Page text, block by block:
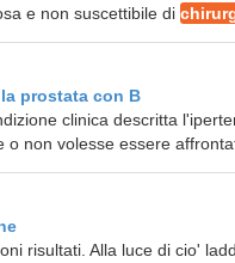
e non suscettibile di
prostata con B
clinica descritta
non volesse essere
risultati. Alla luce di cio'